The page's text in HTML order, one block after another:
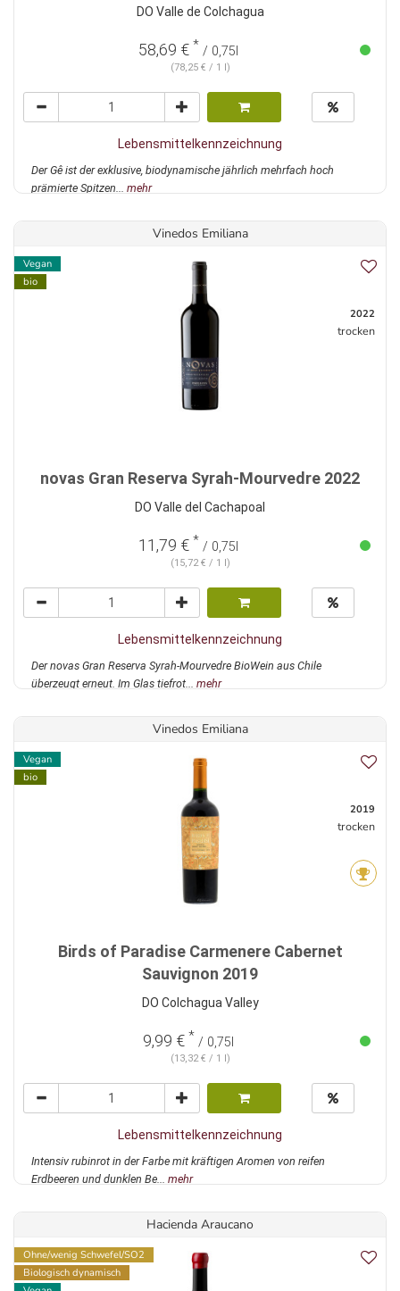
DO Valle de Colchagua
58,69 € * / 0,75l
(78,25 € / 1 l)
Lebensmittelkennzeichnung
Der Gê ist der exklusive, biodynamische jährlich mehrfach hoch
prämierte Spitzen... mehr
Vinedos Emiliana
Vegan
bio
2022
trocken
novas Gran Reserva Syrah-Mourvedre 2022
DO Valle del Cachapoal
11,79 € * / 0,75l
(15,72 € / 1 l)
Lebensmittelkennzeichnung
Der novas Gran Reserva Syrah-Mourvedre BioWein aus Chile
überzeugt erneut. Im Glas tiefrot... mehr
Vinedos Emiliana
Vegan
bio
2019
trocken
Birds of Paradise Carmenere Cabernet
Sauvignon 2019
DO Colchagua Valley
9,99 € * / 0,75l
(13,32 € / 1 l)
Lebensmittelkennzeichnung
Intensiv rubinrot in der Farbe mit kräftigen Aromen von reifen
Erdbeeren und dunklen Be... mehr
Hacienda Araucano
Ohne/wenig Schwefel/SO2
Biologisch dynamisch